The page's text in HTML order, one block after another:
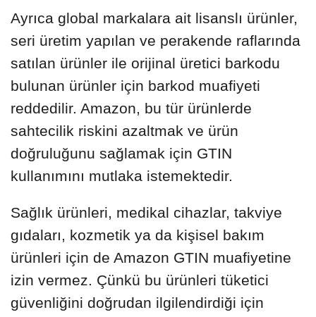
Ayrıca global markalara ait lisanslı ürünler,
seri üretim yapılan ve perakende raflarında
satılan ürünler ile orijinal üretici barkodu
bulunan ürünler için barkod muafiyeti
reddedilir. Amazon, bu tür ürünlerde
sahtecilik riskini azaltmak ve ürün
doğruluğunu sağlamak için GTIN
kullanımını mutlaka istemektedir.
Sağlık ürünleri, medikal cihazlar, takviye
gıdaları, kozmetik ya da kişisel bakım
ürünleri için de Amazon GTIN muafiyetine
izin vermez. Çünkü bu ürünleri tüketici
güvenliğini doğrudan ilgilendirdiği için